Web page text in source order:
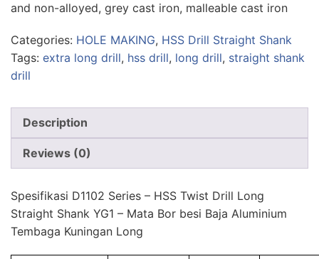
and non-alloyed, grey cast iron, malleable cast iron
Categories: HOLE MAKING, HSS Drill Straight Shank
Tags: extra long drill, hss drill, long drill, straight shank
drill
Description
Reviews (0)
Spesifikasi D1102 Series – HSS Twist Drill Long
Straight Shank YG1 – Mata Bor besi Baja Aluminium
Tembaga Kuningan Long